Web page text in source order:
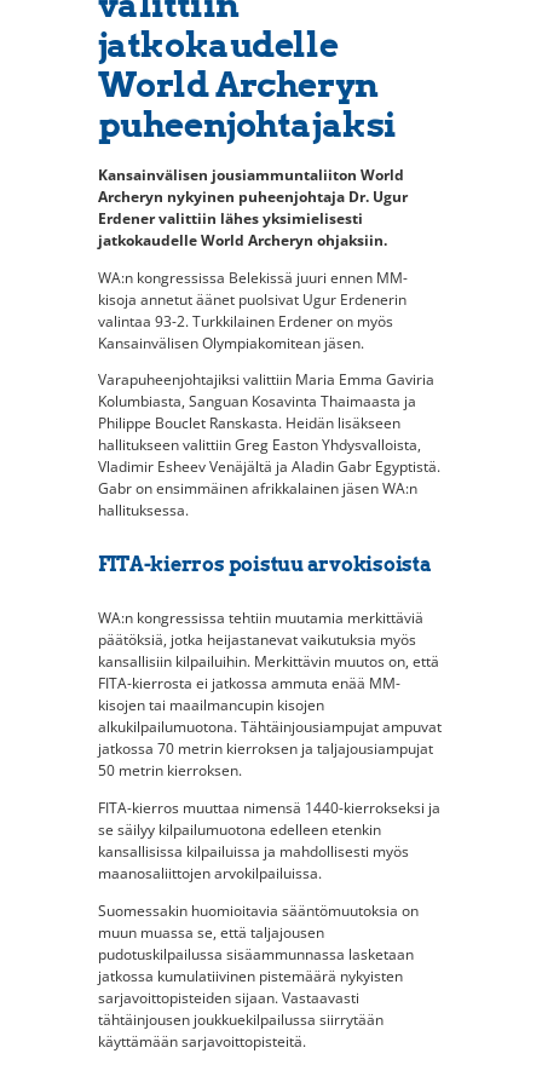
jatkokaudelle
World Archeryn
puheenjohtajaksi
Kansainvälisen jousiammuntaliiton World
Archeryn nykyinen puheenjohtaja Dr. Ugur
Erdener valittiin lähes yksimielisesti
jatkokaudelle World Archeryn ohjaksiin.
WA:n kongressissa Belekissä juuri ennen MM-
kisoja annetut äänet puolsivat Ugur Erdenerin
valintaa 93-2. Turkkilainen Erdener on myös
Kansainvälisen Olympiakomitean jäsen.
Varapuheenjohtajiksi valittiin Maria Emma Gaviria
Kolumbiasta, Sanguan Kosavinta Thaimaasta ja
Philippe Bouclet Ranskasta. Heidän lisäkseen
hallitukseen valittiin Greg Easton Yhdysvalloista,
Vladimir Esheev Venäjältä ja Aladin Gabr Egyptistä.
Gabr on ensimmäinen afrikkalainen jäsen WA:n
hallituksessa.
FITA-kierros poistuu arvokisoista
WA:n kongressissa tehtiin muutamia merkittäviä
päätöksiä, jotka heijastanevat vaikutuksia myös
kansallisiin kilpailuihin. Merkittävin muutos on, että
FITA-kierrosta ei jatkossa ammuta enää MM-
kisojen tai maailmancupin kisojen
alkukilpailumuotona. Tähtäinjousiampujat ampuvat
jatkossa 70 metrin kierroksen ja taljajousiampujat
50 metrin kierroksen.
FITA-kierros muuttaa nimensä 1440-kierrokseksi ja
se säilyy kilpailumuotona edelleen etenkin
kansallisissa kilpailuissa ja mahdollisesti myös
maanosaliittojen arvokilpailuissa.
Suomessakin huomioitavia sääntömuutoksia on
muun muassa se, että taljajousen
pudotuskilpailussa sisäammunnassa lasketaan
jatkossa kumulatiivinen pistemäärä nykyisten
sarjavoittopisteiden sijaan. Vastaavasti
tähtäinjousen joukkuekilpailussa siirrytään
käyttämään sarjavoittopisteitä.